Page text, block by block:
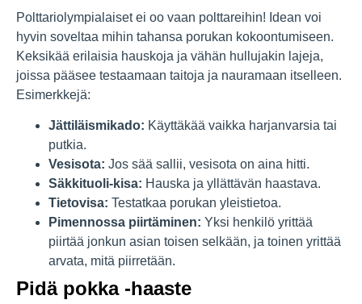
Polttariolympialaiset ei oo vaan polttareihin! Idean voi
hyvin soveltaa mihin tahansa porukan kokoontumiseen.
Keksikää erilaisia hauskoja ja vähän hullujakin lajeja,
joissa pääsee testaamaan taitoja ja nauramaan itselleen.
Esimerkkejä:
Jättiläismikado: Käyttäkää vaikka harjanvarsia tai
putkia.
Vesisota: Jos sää sallii, vesisota on aina hitti.
Säkkituoli-kisa: Hauska ja yllättävän haastava.
Tietovisa: Testatkaa porukan yleistietoa.
Pimennossa piirtäminen: Yksi henkilö yrittää
piirtää jonkun asian toisen selkään, ja toinen yrittää
arvata, mitä piirretään.
Pidä pokka -haaste